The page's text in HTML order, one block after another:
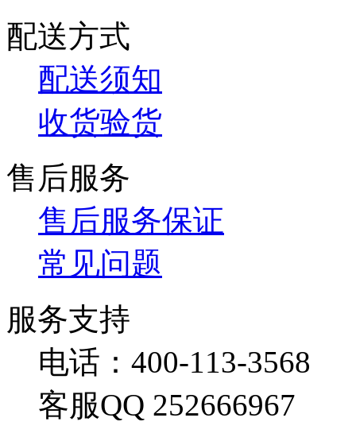
配送方式
配送须知
收货验货
售后服务
售后服务保证
常见问题
服务支持
电话：400-113-3568
客服QQ 252666967